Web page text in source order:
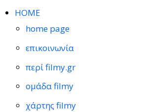
HOME
home page
επικοινωνία
περί filmy.gr
ομάδα filmy
χάρτης filmy